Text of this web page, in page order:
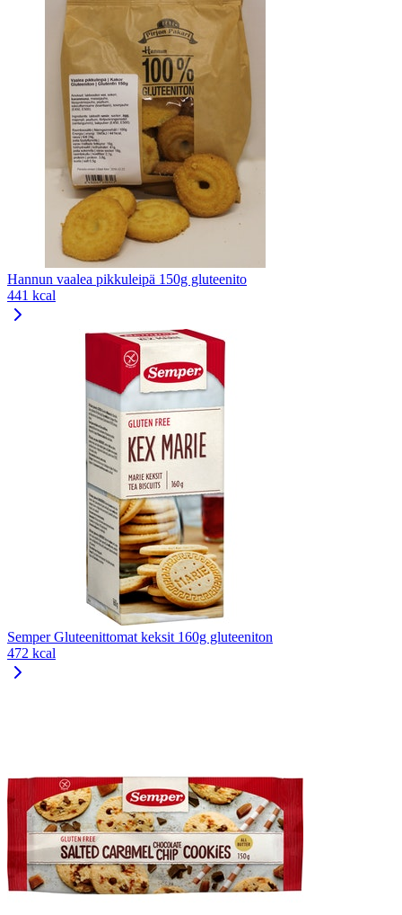
Hannun vaalea pikkuleipä 150g gluteenito
441 kcal
Semper Gluteenittomat keksit 160g gluteeniton
472 kcal